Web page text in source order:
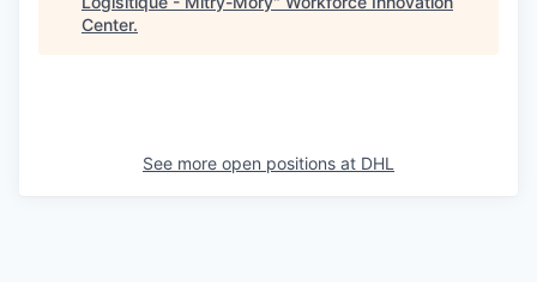
Center.
See more open positions at DHL